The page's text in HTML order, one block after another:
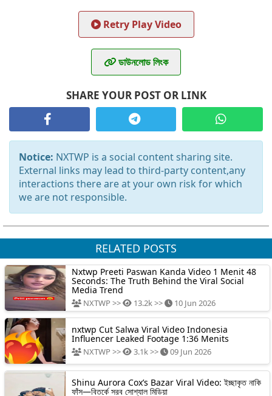
Retry Play Video
ডাউনলোড লিংক
SHARE YOUR POST OR LINK
Notice: NXTWP is a social content sharing site.
External links may lead to third-party content,any
interactions there are at your own risk for which
we are not responsible.
RELATED POSTS
Nxtwp Preeti Paswan Kanda Video 1 Menit 48
Seconds: The Truth Behind the Viral Social
Media Trend
NXTWP >> 13.2k >> 10 Jun 2026
nxtwp Cut Salwa Viral Video Indonesia
Influencer Leaked Footage 1:36 Menits
NXTWP >> 3.1k >> 09 Jun 2026
Shinu Aurora Cox’s Bazar Viral Video: ইচ্ছাকৃত নাকি
ফাঁস—বিতর্কে সরব সোশ্যাল মিডিয়া